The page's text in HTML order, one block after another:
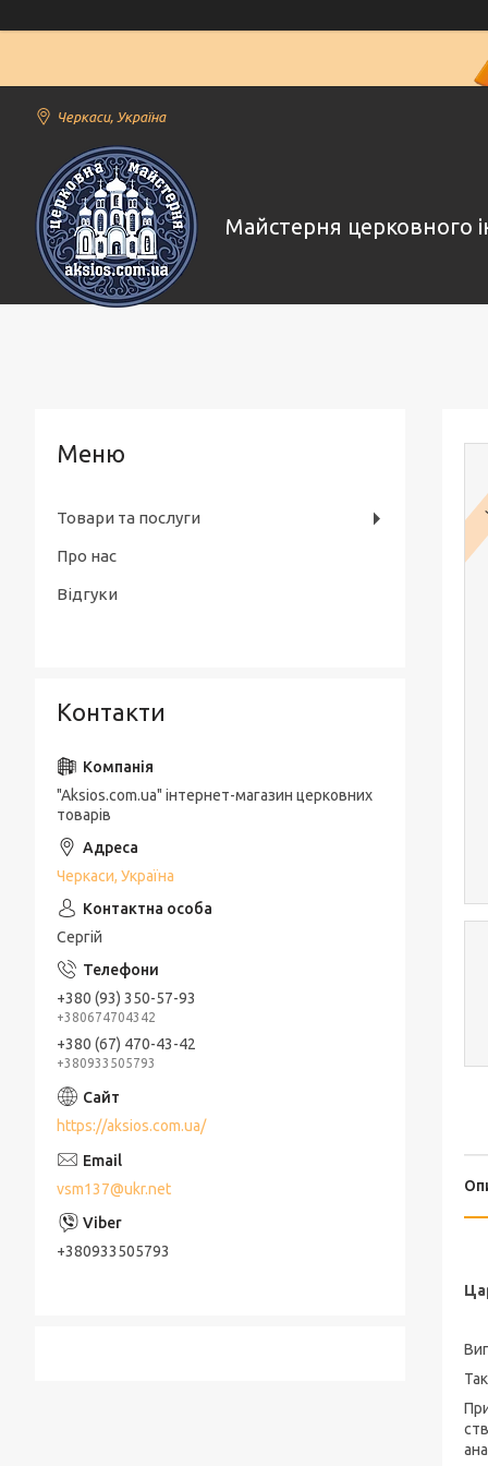
Черкаси, Україна
Майстерня церковного
Товари та послуги
Про нас
Відгуки
Контакти
"Aksios.com.ua" інтернет-магазин церковних
товарів
Черкаси, Україна
Сергій
+380 (93) 350-57-93
+380674704342
+380 (67) 470-43-42
+380933505793
https://aksios.com.ua/
vsm137@ukr.net
+380933505793